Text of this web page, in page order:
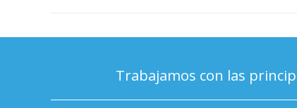
Trabajamos con las